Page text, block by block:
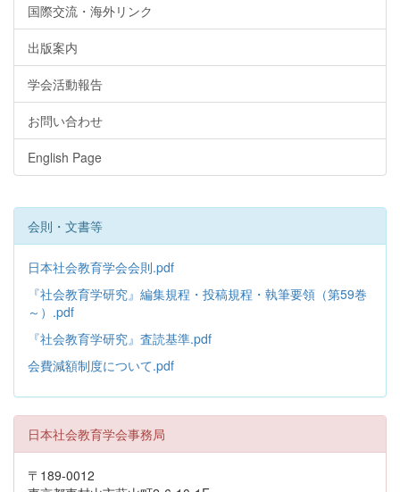
国際交流・海外リンク
出版案内
学会活動報告
お問い合わせ
English Page
会則・文書等
日本社会教育学会会則.pdf
『社会教育学研究』編集規程・投稿規程・執筆要領（第59巻
～）.pdf
『社会教育学研究』査読基準.pdf
会費減額制度について.pdf
日本社会教育学会事務局
〒189-0012